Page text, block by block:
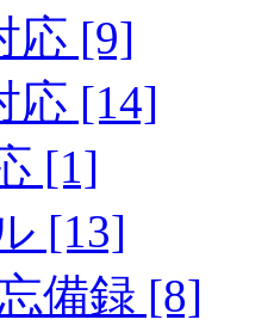
応 [9]
応 [14]
[1]
[13]
備録 [8]